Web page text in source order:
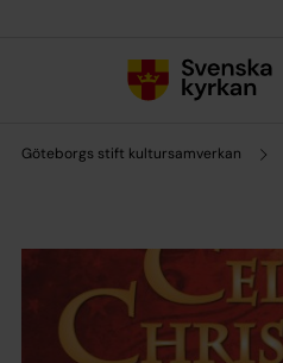
Göteborgs stift kultursamverkan